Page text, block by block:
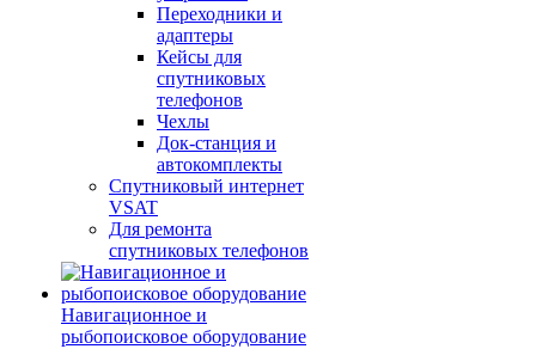
Переходники и
адаптеры
Кейсы для
спутниковых
телефонов
Чехлы
Док-станция и
автокомплекты
Спутниковый интернет
VSAT
Для ремонта
спутниковых телефонов
Навигационное и
рыбопоисковое оборудование